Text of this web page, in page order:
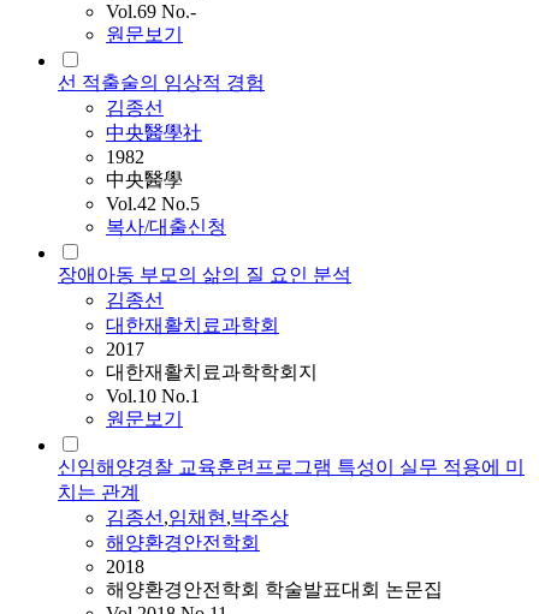
Vol.69 No.-
원문보기
선 적출술의 임상적 경험
김종선
中央醫學社
1982
中央醫學
Vol.42 No.5
복사/대출신청
장애아동 부모의 삶의 질 요인 분석
김종선
대한재활치료과학회
2017
대한재활치료과학학회지
Vol.10 No.1
원문보기
신임해양경찰 교육훈련프로그램 특성이 실무 적용에 미
치는 관계
김종선,임채현,박주상
해양환경안전학회
2018
해양환경안전학회 학술발표대회 논문집